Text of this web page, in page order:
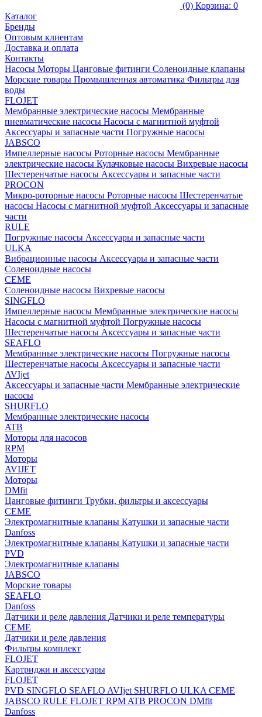
(0) Корзина: 0
Каталог
Бренды
Оптовым клиентам
Доставка и оплата
Контакты
Насосы Моторы Цанговые фитинги Соленоидные клапаны
Морские товары Промышленная автоматика Фильтры для
воды
FLOJET
Мембранные электрические насосы Мембранные
пневматические насосы Насосы с магнитной муфтой
Аксессуары и запасные части Погружные насосы
JABSCO
Импеллерные насосы Роторные насосы Мембранные
электрические насосы Кулачковые насосы Вихревые насосы
Шестеренчатые насосы Аксессуары и запасные части
PROCON
Микро-роторные насосы Роторные насосы Шестеренчатые
насосы Насосы с магнитной муфтой Аксессуары и запасные
части
RULE
Погружные насосы Аксессуары и запасные части
ULKA
Вибрационные насосы Аксессуары и запасные части
Соленоидные насосы
CEME
Соленоидные насосы Вихревые насосы
SINGFLO
Импеллерные насосы Мембранные электрические насосы
Насосы с магнитной муфтой Погружные насосы
Шестеренчатые насосы Аксессуары и запасные части
SEAFLO
Мембранные электрические насосы Погружные насосы
Шестеренчатые насосы Аксессуары и запасные части
AVIjet
Аксессуары и запасные части Мембранные электрические
насосы
SHURFLO
Мембранные электрические насосы
ATB
Моторы для насосов
RPM
Моторы
AVIJET
Моторы
DMfit
Цанговые фитинги Трубки, фильтры и аксессуары
CEME
Электромагнитные клапаны Катушки и запасные части
Danfoss
Электромагнитные клапаны Катушки и запасные части
PVD
Электромагнитные клапаны
JABSCO
Морские товары
SEAFLO
Danfoss
Датчики и реле давления Датчики и реле температуры
CEME
Датчики и реле давления
Фильтры комплект
FLOJET
Картриджи и аксессуары
FLOJET
PVD SINGFLO SEAFLO AVIjet SHURFLO ULKA CEME
JABSCO RULE FLOJET RPM ATB PROCON DMfit
Danfoss